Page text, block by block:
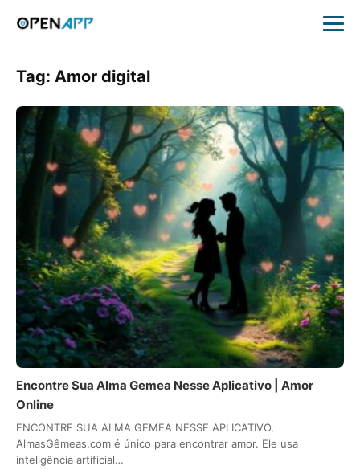
Tag: Amor digital
Encontre Sua Alma Gemea Nesse Aplicativo | Amor
Online
ENCONTRE SUA ALMA GEMEA NESSE APLICATIVO,
AlmasGêmeas.com é único para encontrar amor. Ele usa
inteligência artificial…